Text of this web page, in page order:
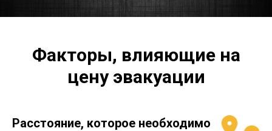
Факторы, влияющие на
цену эвакуации
Расстояние, которое необходимо